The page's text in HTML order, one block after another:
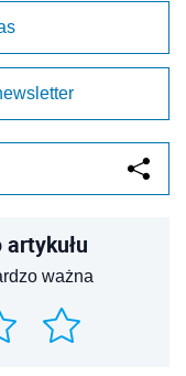
ważna